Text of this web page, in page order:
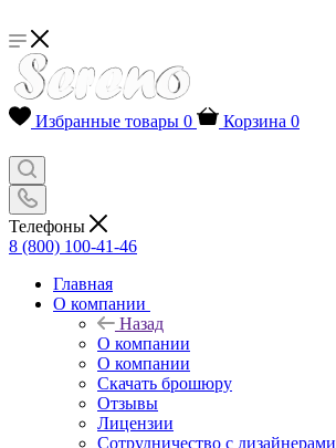
Избранные товары 0 Корзина 0
Телефоны
8 (800) 100-41-46
Главная
О компании
Назад
О компании
О компании
Скачать брошюру
Отзывы
Лицензии
Сотрудничество с дизайнерами